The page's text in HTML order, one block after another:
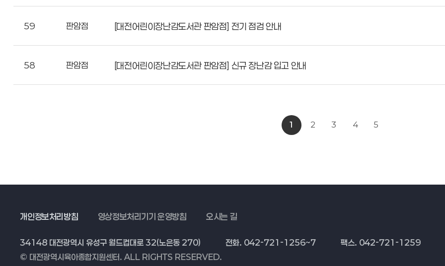
59 판암점 [대전어린이장난감도서관 판암점] 전기 점검 안내
58 판암점 [대전어린이장난감도서관 판암점] 신규 장난감 입고 안내
1 2 3 4 5
개인정보처리방침 영상정보처리기기 운영방침 오시는 길
34148 대전광역시 유성구 월드컵대로 32(노은동 270) 전화. 042-721-1256~7
팩스. 042-721-1259
© 대전광역시육아종합지원센터. ALL RIGHTS RESERVED.